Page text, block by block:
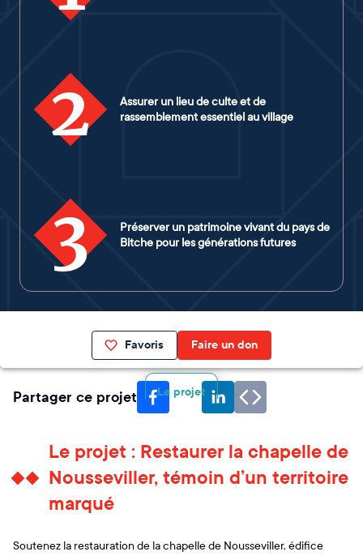
2
Assurer un lieu de culte et de
rassemblement essentiel au village
3
Préserver un patrimoine vivant du pays de
Bitche pour les générations futures
Favoris Faire un don
Le projet
Partager ce projet
Le projet : Restaurer la chapelle de
Nousseviller, témoin d’un territoire
marqué
Soutenez la restauration de la chapelle de Nousseviller, édifice